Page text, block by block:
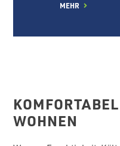
MEHR
WOHNEN